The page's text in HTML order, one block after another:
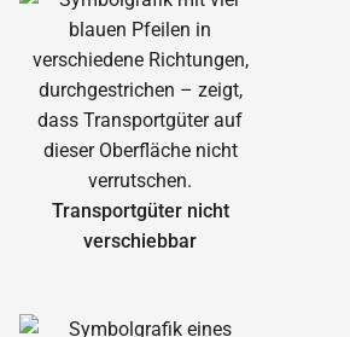
Transportgüter nicht
verschiebbar